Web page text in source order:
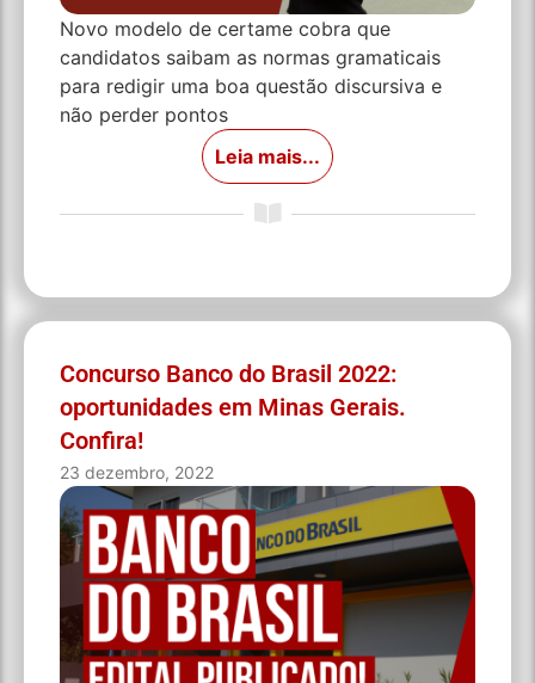
Novo modelo de certame cobra que
candidatos saibam as normas gramaticais
para redigir uma boa questão discursiva e
não perder pontos
Leia mais...
Concurso Banco do Brasil 2022:
oportunidades em Minas Gerais.
Confira!
23 dezembro, 2022